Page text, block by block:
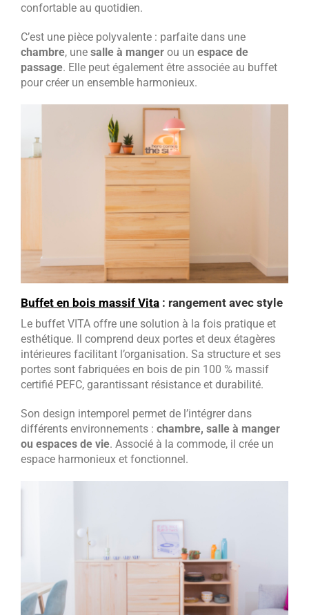
confortable au quotidien.
C’est une pièce polyvalente : parfaite dans une
chambre, une salle à manger ou un espace de
passage. Elle peut également être associée au buffet
pour créer un ensemble harmonieux.
Buffet en bois massif Vita : rangement avec style
Le buffet VITA offre une solution à la fois pratique et
esthétique. Il comprend deux portes et deux étagères
intérieures facilitant l’organisation. Sa structure et ses
portes sont fabriquées en bois de pin 100 % massif
certifié PEFC, garantissant résistance et durabilité.
Son design intemporel permet de l’intégrer dans
différents environnements : chambre, salle à manger
ou espaces de vie. Associé à la commode, il crée un
espace harmonieux et fonctionnel.